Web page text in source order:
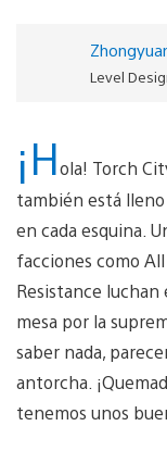
Level
¡Hola! Torch
también está
en cada esquina.
facciones como
Resistance
mesa por la
saber nada,
antorcha.
tenemos unos